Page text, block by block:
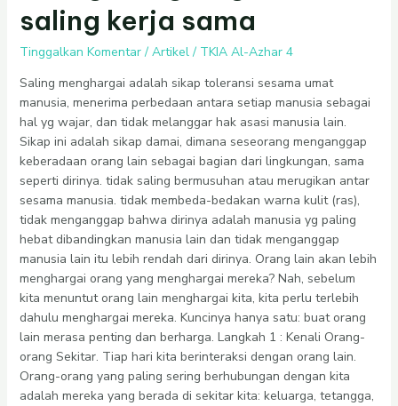
saling kerja sama
Tinggalkan Komentar / Artikel/ TKIA Al-Azhar 4
Saling menghargai adalah sikap toleransi sesama umat
manusia, menerima perbedaan antara setiap manusia sebagai
hal yg wajar, dan tidak melanggar hak asasi manusia lain.
Sikap ini adalah sikap damai, dimana seseorang menganggap
keberadaan orang lain sebagai bagian dari lingkungan, sama
seperti dirinya. tidak saling bermusuhan atau merugikan antar
sesama manusia. tidak membeda-bedakan warna kulit (ras),
tidak menganggap bahwa dirinya adalah manusia yg paling
hebat dibandingkan manusia lain dan tidak menganggap
manusia lain itu lebih rendah dari dirinya. Orang lain akan lebih
menghargai orang yang menghargai mereka? Nah, sebelum
kita menuntut orang lain menghargai kita, kita perlu terlebih
dahulu menghargai mereka. Kuncinya hanya satu: buat orang
lain merasa penting dan berharga. Langkah 1 : Kenali Orang-
orang Sekitar. Tiap hari kita berinteraksi dengan orang lain.
Orang-orang yang paling sering berhubungan dengan kita
adalah mereka yang berada di sekitar kita: keluarga, tetangga,
dan
saling
kerja
sama